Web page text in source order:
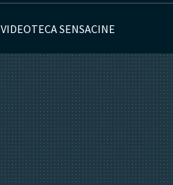
VIDEOTECA SENSACINE